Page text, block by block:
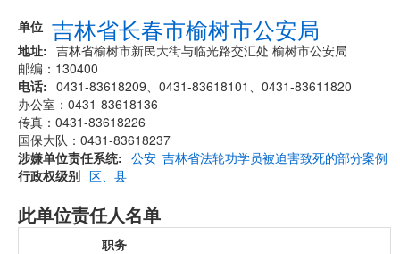
单位 吉林省长春市榆树市公安局
地址
吉林省榆树市新民大街与临光路交汇处 榆树市公安局
邮编：130400
电话
0431-83618209、0431-83618101、0431-83611820
办公室：0431-83618136
传真：0431-83618226
国保大队：0431-83618237
涉嫌单位责任系统
公安 吉林省法轮功学员被迫害致死的部分案例
行政权级别 区、县
此单位责任人名单
职务